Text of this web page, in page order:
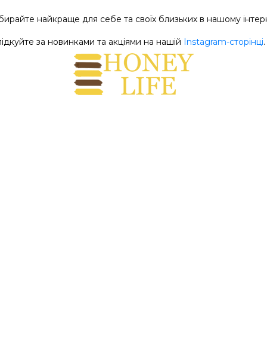
найкраще для себе та своїх близьких в нашому
за новинками та акціями на нашій Instagram-сторінці.